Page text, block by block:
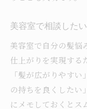
美容室で相談した
美容室で自分の髪悩
仕上がりを実現する
「髪が広がりやす
の持ちを良くしたい
にメモしておくとス